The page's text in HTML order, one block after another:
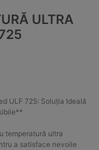
ULTRA
ULF 725: Soluția Ideală
temperatură ultra
a satisface nevoile